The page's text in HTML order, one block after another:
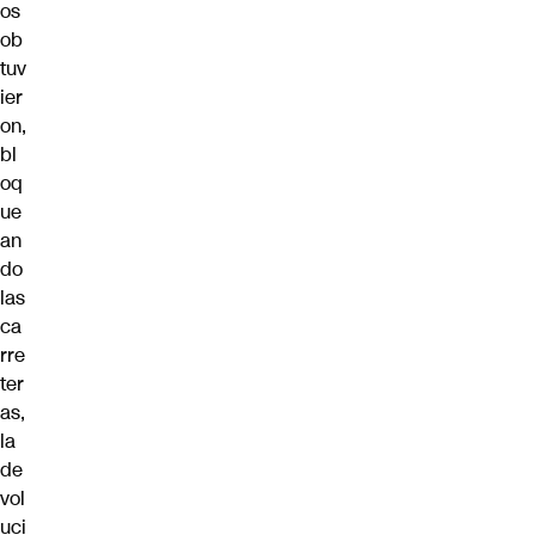
os
ob
tuv
ier
on,
bl
oq
ue
an
do
las
ca
rre
ter
as,
la
de
vol
uci